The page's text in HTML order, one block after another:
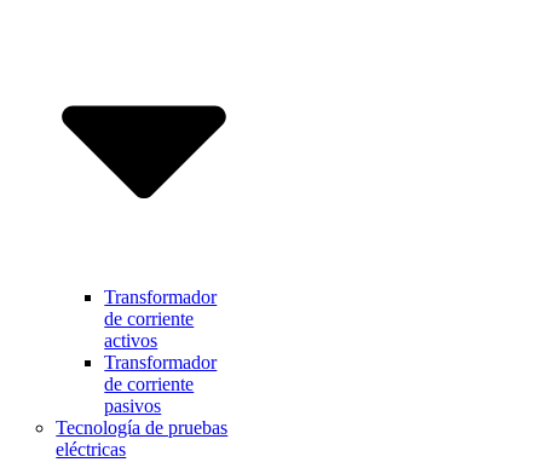
Transformador
de corriente
activos
Transformador
de corriente
pasivos
Tecnología de pruebas
eléctricas